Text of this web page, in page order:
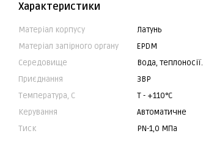
Характеристики
Матеріал корпусу
Латунь
Матеріал запірного органу
EPDM
Середовище
Вода, теплоносії.
Приєднання
ЗВР
Температура, С
Т - +110°C
Керування
Автоматичне
Тиск
PN-1,0 МПа